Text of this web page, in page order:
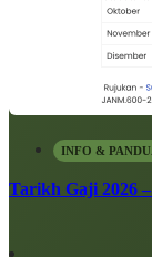
INFO &
Tarikh Gaji 2026